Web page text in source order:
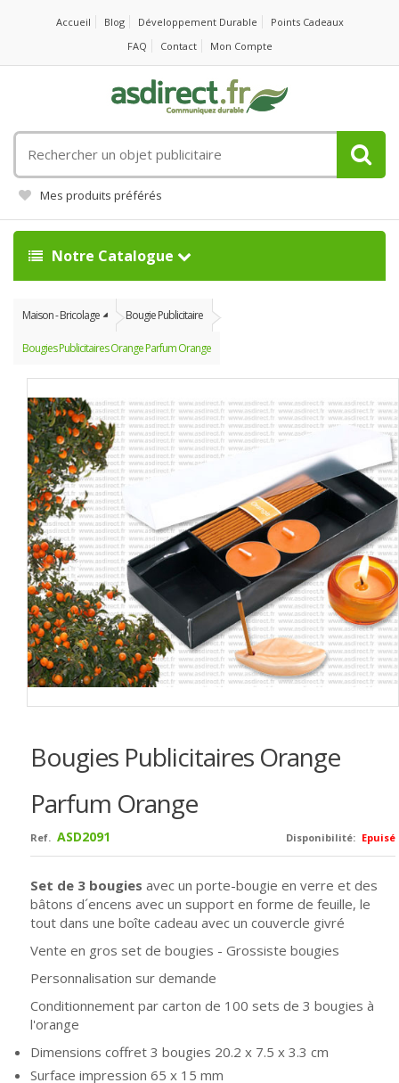
Accueil Blog Développement Durable
Points Cadeaux
FAQ
Contact Mon Compte
un
objet
publicitaire
Mes produits préférés
Notre Catalogue
Maison - Bricolage Bougie Publicitaire
Bougies Publicitaires Orange Parfum Orange
Bougies Publicitaires Orange
Parfum Orange
Disponibilité: Epuisé
Ref. ASD2091
Set de 3 bougies avec un porte-bougie en verre et des
bâtons d´encens avec un support en forme de feuille, le
tout dans une boîte cadeau avec un couvercle givré
Vente en gros set de bougies - Grossiste bougies
Personnalisation sur demande
Conditionnement par carton de 100 sets de 3 bougies à
l'orange
Dimensions coffret 3 bougies 20.2 x 7.5 x 3.3 cm
Surface impression 65 x 15 mm